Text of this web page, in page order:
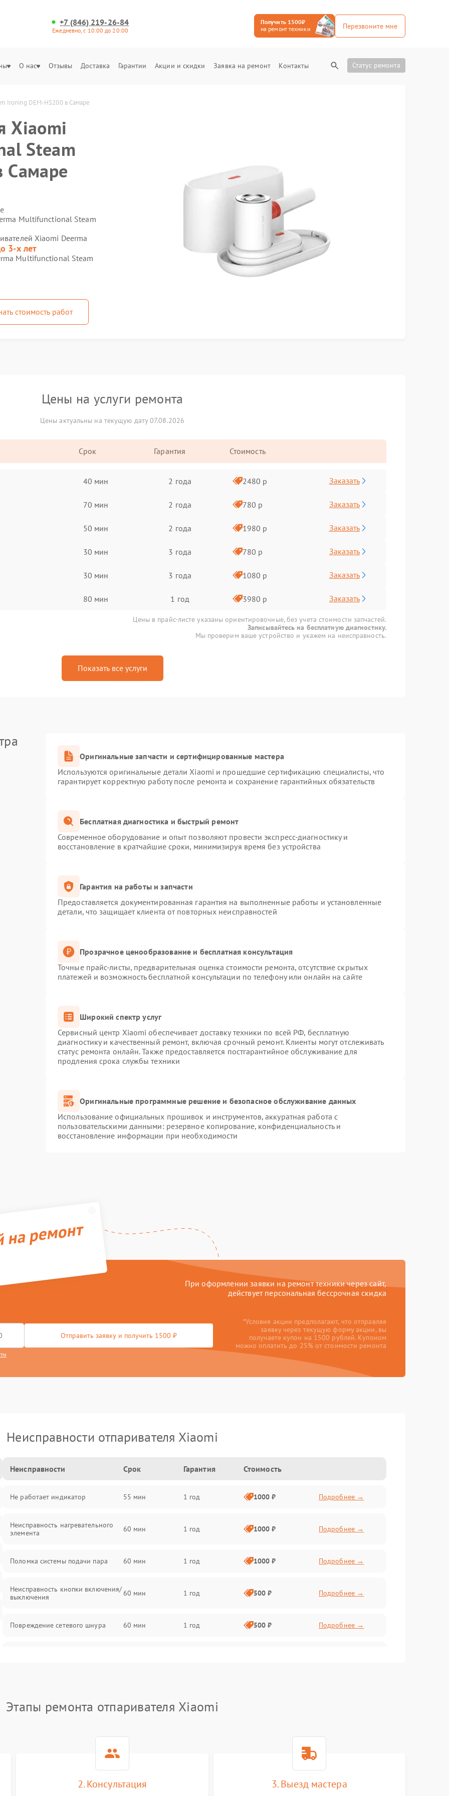
+7 (846) 219-26-84
Ежедневно, с 10:00 до 20:00
Получить 1500₽
на ремонт техники
Перезвоните мне
О нас Отзывы Доставка Гарантии Акции и скидки Заявка на ремонт Контакты Статус ремонта
Ironing DEM-HS200 в Самаре
Xiaomi
Steam
Самаре
Multifunctional Steam
Xiaomi Deerma
3-х лет
Multifunctional Steam
стоимость работ
Цены на услуги ремонта
Цены актуальны на текущую дату 07.08.2026
Срок Гарантия Стоимость
40 мин 2 года 2480 р Заказать
70 мин 2 года 780 р Заказать
50 мин 2 года 1980 р Заказать
30 мин 3 года 780 р Заказать
30 мин 3 года 1080 р Заказать
80 мин 1 год 3980 р Заказать
Цены в прайс-листе указаны ориентировочные, без учета стоимости запчастей.
Записывайтесь на бесплатную диагностику.
Мы проверим ваше устройство и укажем на неисправность.
Показать все услуги
Оригинальные запчасти и сертифицированные мастера
Используются оригинальные детали Xiaomi и прошедшие сертификацию специалисты, что
гарантирует корректную работу после ремонта и сохранение гарантийных обязательств
Бесплатная диагностика и быстрый ремонт
Современное оборудование и опыт позволяют провести экспресс-диагностику и
восстановление в кратчайшие сроки, минимизируя время без устройства
Гарантия на работы и запчасти
Предоставляется документированная гарантия на выполненные работы и установленные
детали, что защищает клиента от повторных неисправностей
Прозрачное ценообразование и бесплатная консультация
Точные прайс-листы, предварительная оценка стоимости ремонта, отсутствие скрытых
платежей и возможность бесплатной консультации по телефону или онлайн на сайте
Широкий спектр услуг
Сервисный центр Xiaomi обеспечивает доставку техники по всей РФ, бесплатную
диагностику и качественный ремонт, включая срочный ремонт. Клиенты могут отслеживать
статус ремонта онлайн. Также предоставляется постгарантийное обслуживание для
продления срока службы техники
Оригинальные программные решение и безопасное обслуживание данных
Использование официальных прошивок и инструментов, аккуратная работа с
пользовательскими данными: резервное копирование, конфиденциальность и
восстановление информации при необходимости
ремонт
При оформлении заявки на ремонт техники через сайт,
действует персональная бессрочная скидка
Отправить заявку и получить 1500 ₽
*Условия акции предполагают, что отправляя
заявку через текущую форму акции, вы
получаете купон на 1500 рублей. Купоном
можно оплатить до 25% от стоимости ремонта
Неисправности отпаривателя Xiaomi
Неисправности Срок Гарантия Стоимость
Не работает индикатор 55 мин 1 год 1000 ₽ Подробнее →
Неисправность нагревательного
элемента
60 мин 1 год 1000 ₽ Подробнее →
Поломка системы подачи пара 60 мин 1 год 1000 ₽ Подробнее →
Неисправность кнопки включения/
выключения
60 мин 1 год 500 ₽ Подробнее →
Повреждение сетевого шнура 60 мин 1 год 500 ₽ Подробнее →
Повреждение системы защиты от
Этапы ремонта отпаривателя Xiaomi
2. Консультация 3. Выезд мастера